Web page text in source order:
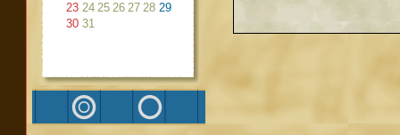
23 24 25 26 27 28 29
30 31